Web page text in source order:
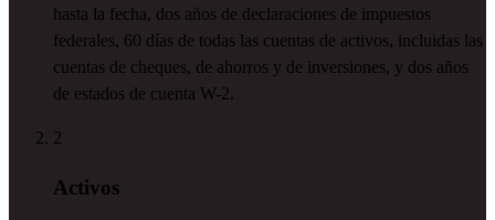
hasta la fecha, dos años de declaraciones de impuestos
federales, 60 días de todas las cuentas de activos, incluidas las
cuentas de cheques, de ahorros y de inversiones, y dos años
de estados de cuenta W-2.
2
Activos